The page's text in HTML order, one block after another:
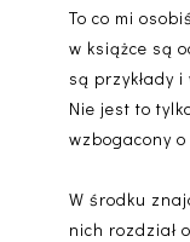
To co mi
w książce są
są przykłady i
Nie jest to
wzbogacony
W środku
nich rozdział